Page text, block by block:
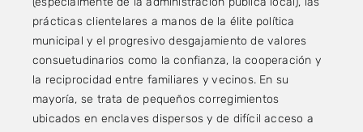
prácticas clientelares a manos de la élite política
municipal y el progresivo desgajamiento de valores
consuetudinarios como la confianza, la cooperación y
la reciprocidad entre familiares y vecinos. En su
mayoría, se trata de pequeños corregimientos
ubicados en enclaves dispersos y de difícil acceso a